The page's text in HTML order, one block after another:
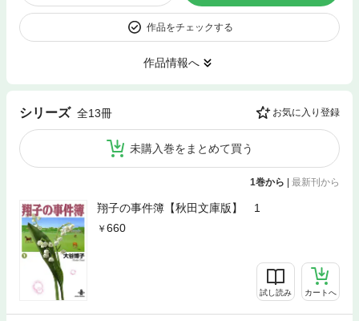
作品をチェックする
作品情報へ
シリーズ 全13冊 お気に入り登録
未購入巻をまとめて買う
1巻から 最新刊から
翔子の事件簿【秋田文庫版】 1
660
試し読み カートへ